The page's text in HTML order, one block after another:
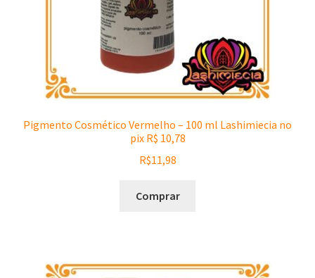
Pigmento Cosmético Vermelho – 100 ml Lashimiecia no
pix R$ 10,78
R$11,98
Comprar